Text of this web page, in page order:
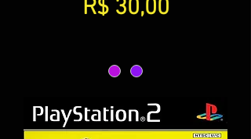
Preço
R$ 30,00